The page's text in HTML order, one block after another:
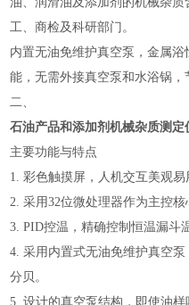
工、商检及科研部门。
内置无油免维护真空泵，金属
能，无需外接真空泵和水浴锅，
二、
石油产品和添加剂机械杂质测定
主要功能与特点
1. 彩色触摸屏，人机交互美观易
2. 采用32位微处理器作为主控核
3. PID控温，精确控制恒温漏斗
4. 采用内置式无油免维护真空
分贝。
5. 设计的真空泵结构，即使油